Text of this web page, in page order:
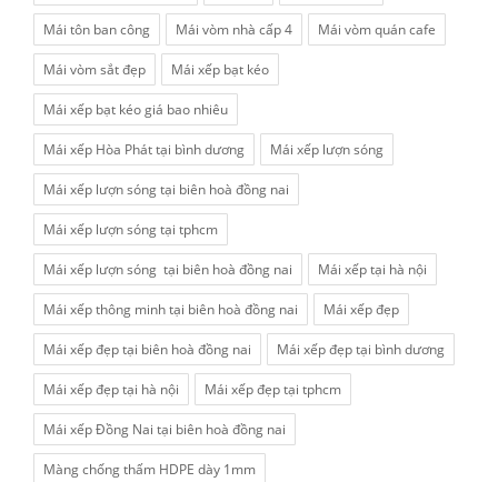
Mái tôn ban công Mái vòm nhà cấp 4 Mái vòm quán cafe
Mái vòm sắt đẹp Mái xếp bạt kéo
Mái xếp bạt kéo giá bao nhiêu
Mái xếp Hòa Phát tại bình dương Mái xếp lượn sóng
Mái xếp lượn sóng tại biên hoà đồng nai
Mái xếp lượn sóng tại tphcm
Mái xếp lượn sóng tại biên hoà đồng nai Mái xếp tại hà nội
Mái xếp thông minh tại biên hoà đồng nai Mái xếp đẹp
Mái xếp đẹp tại biên hoà đồng nai Mái xếp đẹp tại bình dương
Mái xếp đẹp tại hà nội Mái xếp đẹp tại tphcm
Mái xếp Đồng Nai tại biên hoà đồng nai
Màng chống thấm HDPE dày 1mm